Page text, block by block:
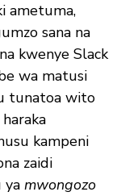
ametuma,
sana na
kwenye Slack
wa matusi
tunatoa wito
kampeni
zaidi
mwongozo